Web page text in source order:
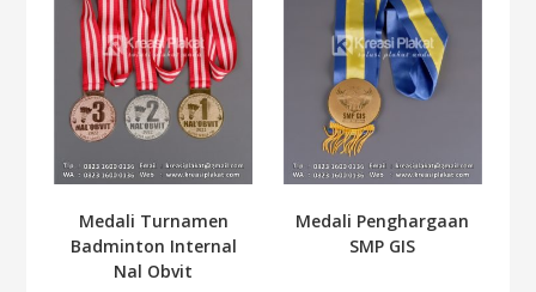
Medali Turnamen
Badminton Internal
Nal Obvit
Medali Penghargaan
SMP GIS